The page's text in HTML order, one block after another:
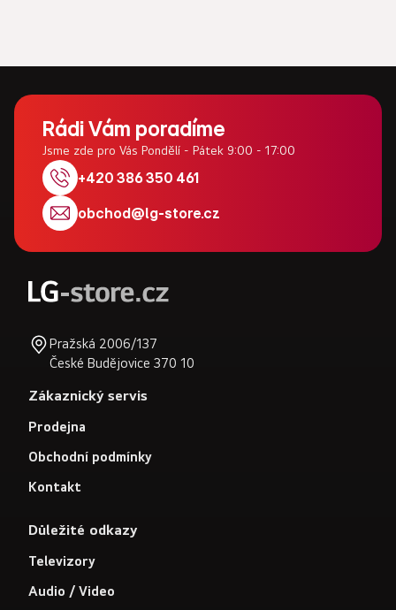
Rádi Vám poradíme
Jsme zde pro Vás Pondělí - Pátek 9:00 - 17:00
+420 386 350 461
obchod@lg-store.cz
Pražská 2006/137
České Budějovice 370 10
Zákaznický servis
Prodejna
Obchodní podmínky
Kontakt
Důležité odkazy
Televizory
Audio / Video